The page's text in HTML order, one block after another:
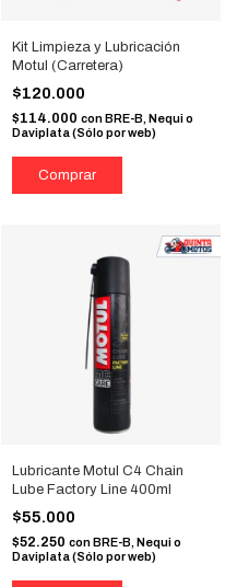
Kit Limpieza y Lubricación
Motul (Carretera)
$120.000
$114.000 con BRE-B, Nequi o
Daviplata (Sólo por web)
Lubricante Motul C4 Chain
Lube Factory Line 400ml
$55.000
$52.250 con BRE-B, Nequi o
Daviplata (Sólo por web)